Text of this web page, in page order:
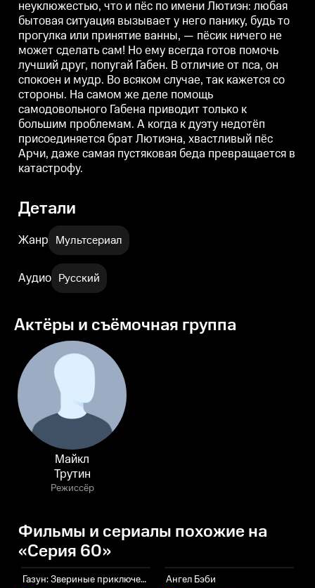
кажется со стороны. На самом
же деле помощь самодовольного
Габена приводит только к
большим проблемам. А когда к
дуэту недотёп присоединяется
брат Лютиэна, хвастливый пёс
Арчи, даже самая пустяковая
беда превращается в
кажется со стороны. На самом
же деле помощь самодовольного
Габена приводит только к
большим проблемам. А когда к
дуэту недотёп присоединяется
брат Лютиэна, хвастливый пёс
Арчи, даже самая пустяковая
беда превращается в
катастрофу.
неуклюжестью, что и пёс по имени Лютиэн: любая
бытовая ситуация вызывает у него панику, будь то
прогулка или принятие ванны, — пёсик ничего не
может сделать сам! Но ему всегда готов помочь
лучший друг, попугай Габен. В отличие от пса, он
спокоен и мудр. Во всяком случае, так кажется со
стороны. На самом же деле помощь
самодовольного Габена приводит только к
большим проблемам. А когда к дуэту недотёп
присоединяется брат Лютиэна, хвастливый пёс
Арчи, даже самая пустяковая беда превращается в
катастрофу.
Детали
Жанр Мультсериал
Аудио Русский
Актёры и съёмочная группа
Майкл
Трутин
Режиссёр
Фильмы и сериалы похожие на
«Серия 60»
Газун: Звериные приключения Ангел Бэби